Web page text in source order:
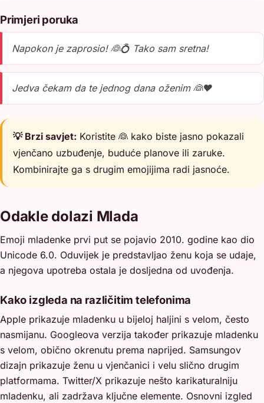
Primjeri poruka
Napokon je zaprosio! 👰💍 Tako sam sretna!
Jedva čekam da te jednog dana oženim 👰❤️
💡 Brzi savjet: Koristite 👰 kako biste jasno pokazali
vjenčano uzbuđenje, buduće planove ili zaruke.
Kombinirajte ga s drugim emojijima radi jasnoće.
Odakle dolazi Mlada
Emoji mladenke prvi put se pojavio 2010. godine kao dio
Unicode 6.0. Oduvijek je predstavljao ženu koja se udaje,
a njegova upotreba ostala je dosljedna od uvođenja.
Kako izgleda na različitim telefonima
Apple prikazuje mladenku u bijeloj haljini s velom, često
nasmijanu. Googleova verzija također prikazuje mladenku
s velom, obično okrenutu prema naprijed. Samsungov
dizajn prikazuje ženu u vjenčanici i velu slično drugim
platformama. Twitter/X prikazuje nešto karikaturalniju
mladenku, ali zadržava ključne elemente. Osnovni izgled